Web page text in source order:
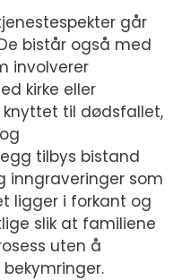
går
bistår også med
involverer
kirke eller
til dødsfallet,
tilbys bistand
inngraveringer som
ligger i forkant og
slik at familiene
uten å